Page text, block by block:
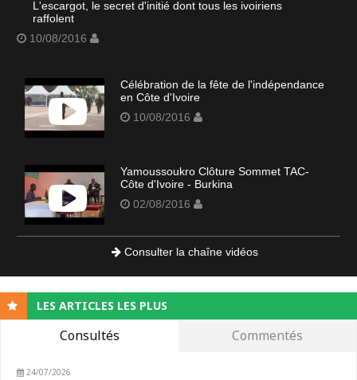
L'escargot, le secret d'initié dont tous les ivoiriens
raffolent
10/08/2016
Célébration de la fête de l'indépendance
en Côte d'Ivoire
10/08/2016
Yamoussoukro Clôture Sommet TAC-
Côte d'Ivoire - Burkina
02/08/2016
Consulter la chaîne vidéos
LES ARTICLES LES PLUS
Consultés Commentés
24/07/2026